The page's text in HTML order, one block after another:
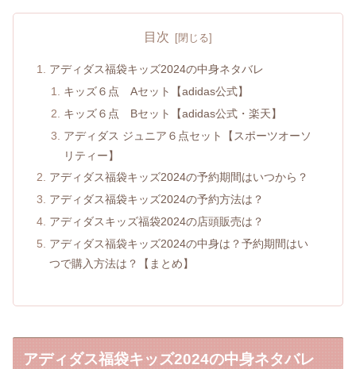
目次
アディダス福袋キッズ2024の中身ネタバレ
キッズ６点 Aセット【adidas公式】
キッズ６点 Bセット【adidas公式・楽天】
アディダス ジュニア６点セット【スポーツオーソ
リティー】
アディダス福袋キッズ2024の予約期間はいつから？
アディダス福袋キッズ2024の予約方法は？
アディダスキッズ福袋2024の店頭販売は？
アディダス福袋キッズ2024の中身は？予約期間はい
つで購入方法は？【まとめ】
アディダス福袋キッズ2024の中身ネタバレ